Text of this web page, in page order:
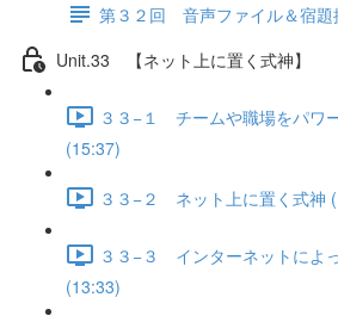
第３２回 音声ファイル＆宿題
Unit.33 【ネット上に置く式神】
３３−１ チームや職場をパワ
(15:37)
３３−２ ネット上に置く式神
３３−３ インターネットによ
(13:33)